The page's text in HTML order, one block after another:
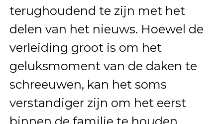
terughoudend te zijn met het
delen van het nieuws. Hoewel de
verleiding groot is om het
geluksmoment van de daken te
schreeuwen, kan het soms
verstandiger zijn om het eerst
binnen de familie te houden.